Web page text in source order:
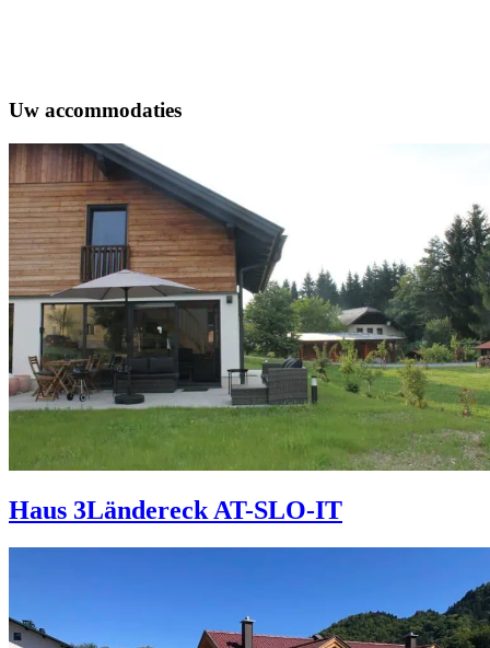
Uw accommodaties
Haus 3Ländereck AT-SLO-IT